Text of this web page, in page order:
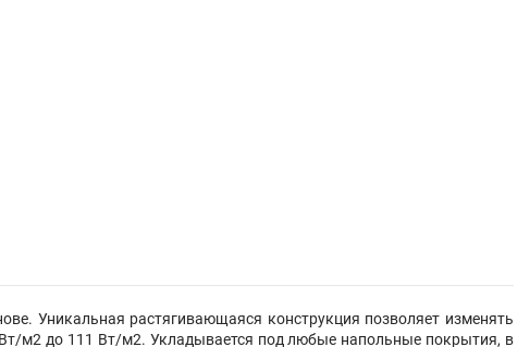
Уникальная растягивающаяся конструкция позволяет изменять
м2 до 111 Вт/м2. Укладывается под любые напольные покрытия, в